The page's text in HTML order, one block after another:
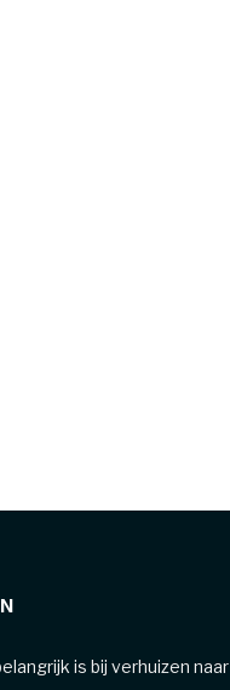
is bij verhuizen naar